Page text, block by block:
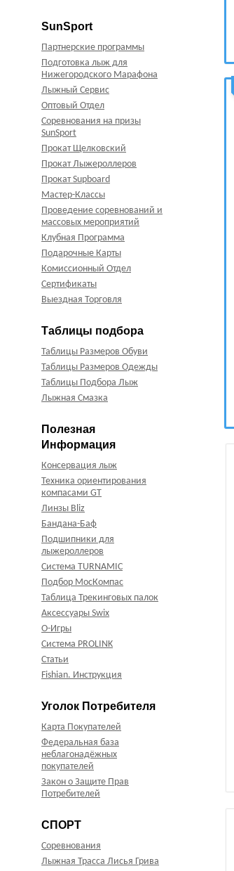
SunSport
Партнерские программы
Подготовка лыж для
Нижегородского Марафона
Лыжный Сервис
Оптовый Отдел
Соревнования на призы
SunSport
Прокат Щелковский
Прокат Лыжероллеров
Прокат Supboard
Мастер-Классы
Проведение соревнований и
массовых мероприятий
Клубная Программа
Подарочные Карты
Комиссионный Отдел
Сертификаты
Выездная Торговля
Таблицы подбора
Таблицы Размеров Обуви
Таблицы Размеров Одежды
Таблицы Подбора Лыж
Лыжная Смазка
Полезная
Информация
Консервация лыж
Техника ориентирования
компасами GT
Линзы Bliz
Бандана-Баф
Подшипники для
лыжероллеров
Система TURNAMIC
Подбор МосКомпас
Таблица Трекинговых палок
Аксессуары Swix
О-Игры
Система PROLINK
Статьи
Fishian. Инструкция
Уголок Потребителя
Карта Покупателей
Федеральная база
неблагонадёжных
покупателей
Закон о Защите Прав
Потребителей
СПОРТ
Соревнования
Лыжная Трасса Лисья Грива